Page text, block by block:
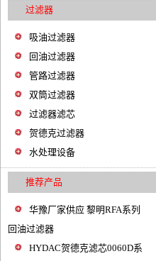
过滤器
吸油过滤器
回油过滤器
管路过滤器
双筒过滤器
过滤器滤芯
贺德克过滤器
水处理设备
推荐产品
华豫厂家供应 黎明RFA系列
回油过滤器
HYDAC贺德克滤芯0060D系